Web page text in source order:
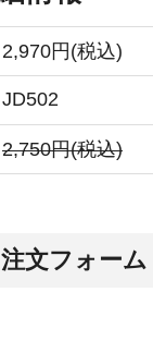
2,970円(税込)
JD502
2,750円(税込)
注文フォーム